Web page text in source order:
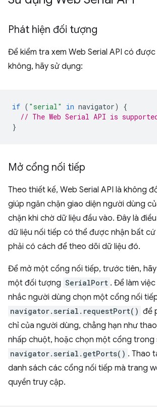
Phát hiện đối tượng
Để kiểm tra xem Web Serial API có
không, hãy sử dụng:
if ( "serial" in navigator)
{
// The Web Serial API is
}
Mở cổng nối tiếp
Theo thiết kế, Web Serial API là không
giúp ngăn chặn giao diện người dùng
chặn khi chờ dữ liệu đầu vào. Đây là
dữ liệu nối tiếp có thể được nhận bất cứ
phải có cách để theo dõi dữ liệu đó.
Để mở một cổng nối tiếp, trước tiên,
một đối tượng SerialPort . Để làm
nhắc người dùng chọn một cổng nối
navigator.serial.requestPort() để
chỉ của người dùng, chẳng hạn như
nhấp chuột, hoặc chọn một cổng trong
navigator.serial.getPorts() . Thao
danh sách các cổng nối tiếp mà trang
quyền truy cập.